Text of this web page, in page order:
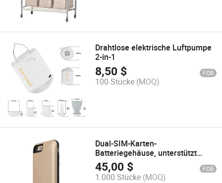
Drahtlose elektrische Luftpumpe
2-in-1
8,50 $ FOB
100 Stücke (MOQ)
Dual-SIM-Karten-
Batteriegehäuse, unterstützt
Nano-SIM-Karte
45,00 $ FOB
1.000 Stücke (MOQ)